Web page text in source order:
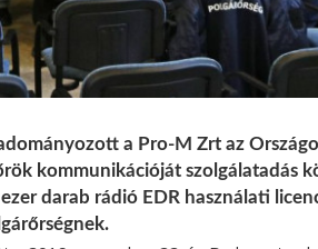
a Pro-M Zrt az
kommunikációját szolgálatadás
darab rádió EDR használati